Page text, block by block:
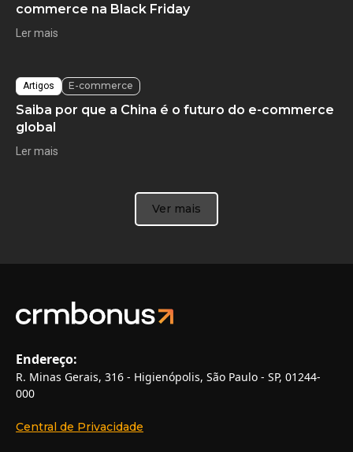
commerce na Black Friday
Ler mais
Artigos E-commerce
Saiba por que a China é o futuro do e-commerce
global
Ler mais
Ver mais
Endereço:
R. Minas Gerais, 316 - Higienópolis, São Paulo - SP, 01244-
000
Central de Privacidade